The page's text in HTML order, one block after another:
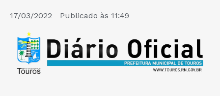
17/03/2022 Publicado às 11:49
E-SIC
PERGUNTAS FREQUENTES